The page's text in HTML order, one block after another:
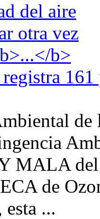
registra
MALA del
de
...